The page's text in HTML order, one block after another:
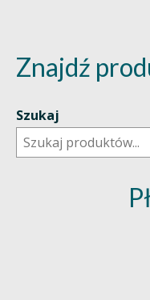
Znajdź
Szukaj